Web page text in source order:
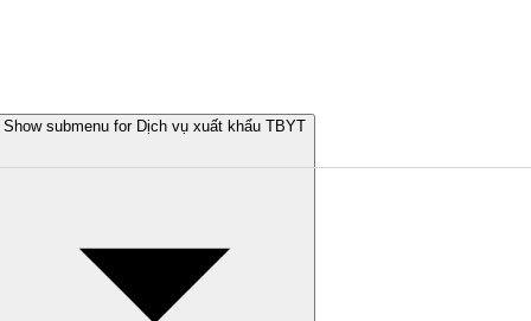
Show submenu for Dịch vụ xuất khẩu TBYT